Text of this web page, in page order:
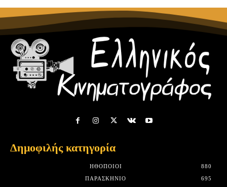
Δημοφιλής κατηγορία
HΘΟΠΟΙΟΊ
880
ΠΑΡΑΣΚΉΝΙΟ
695